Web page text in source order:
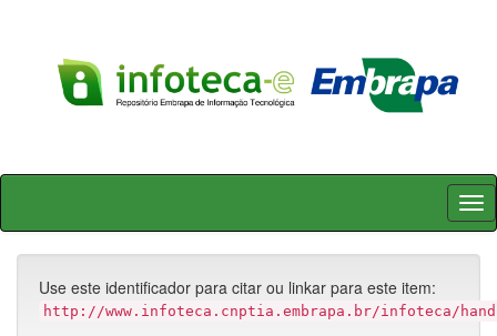
Skip
Use este identificador para citar ou linkar para este item:
http://www.infoteca.cnptia.embrapa.br/infoteca/